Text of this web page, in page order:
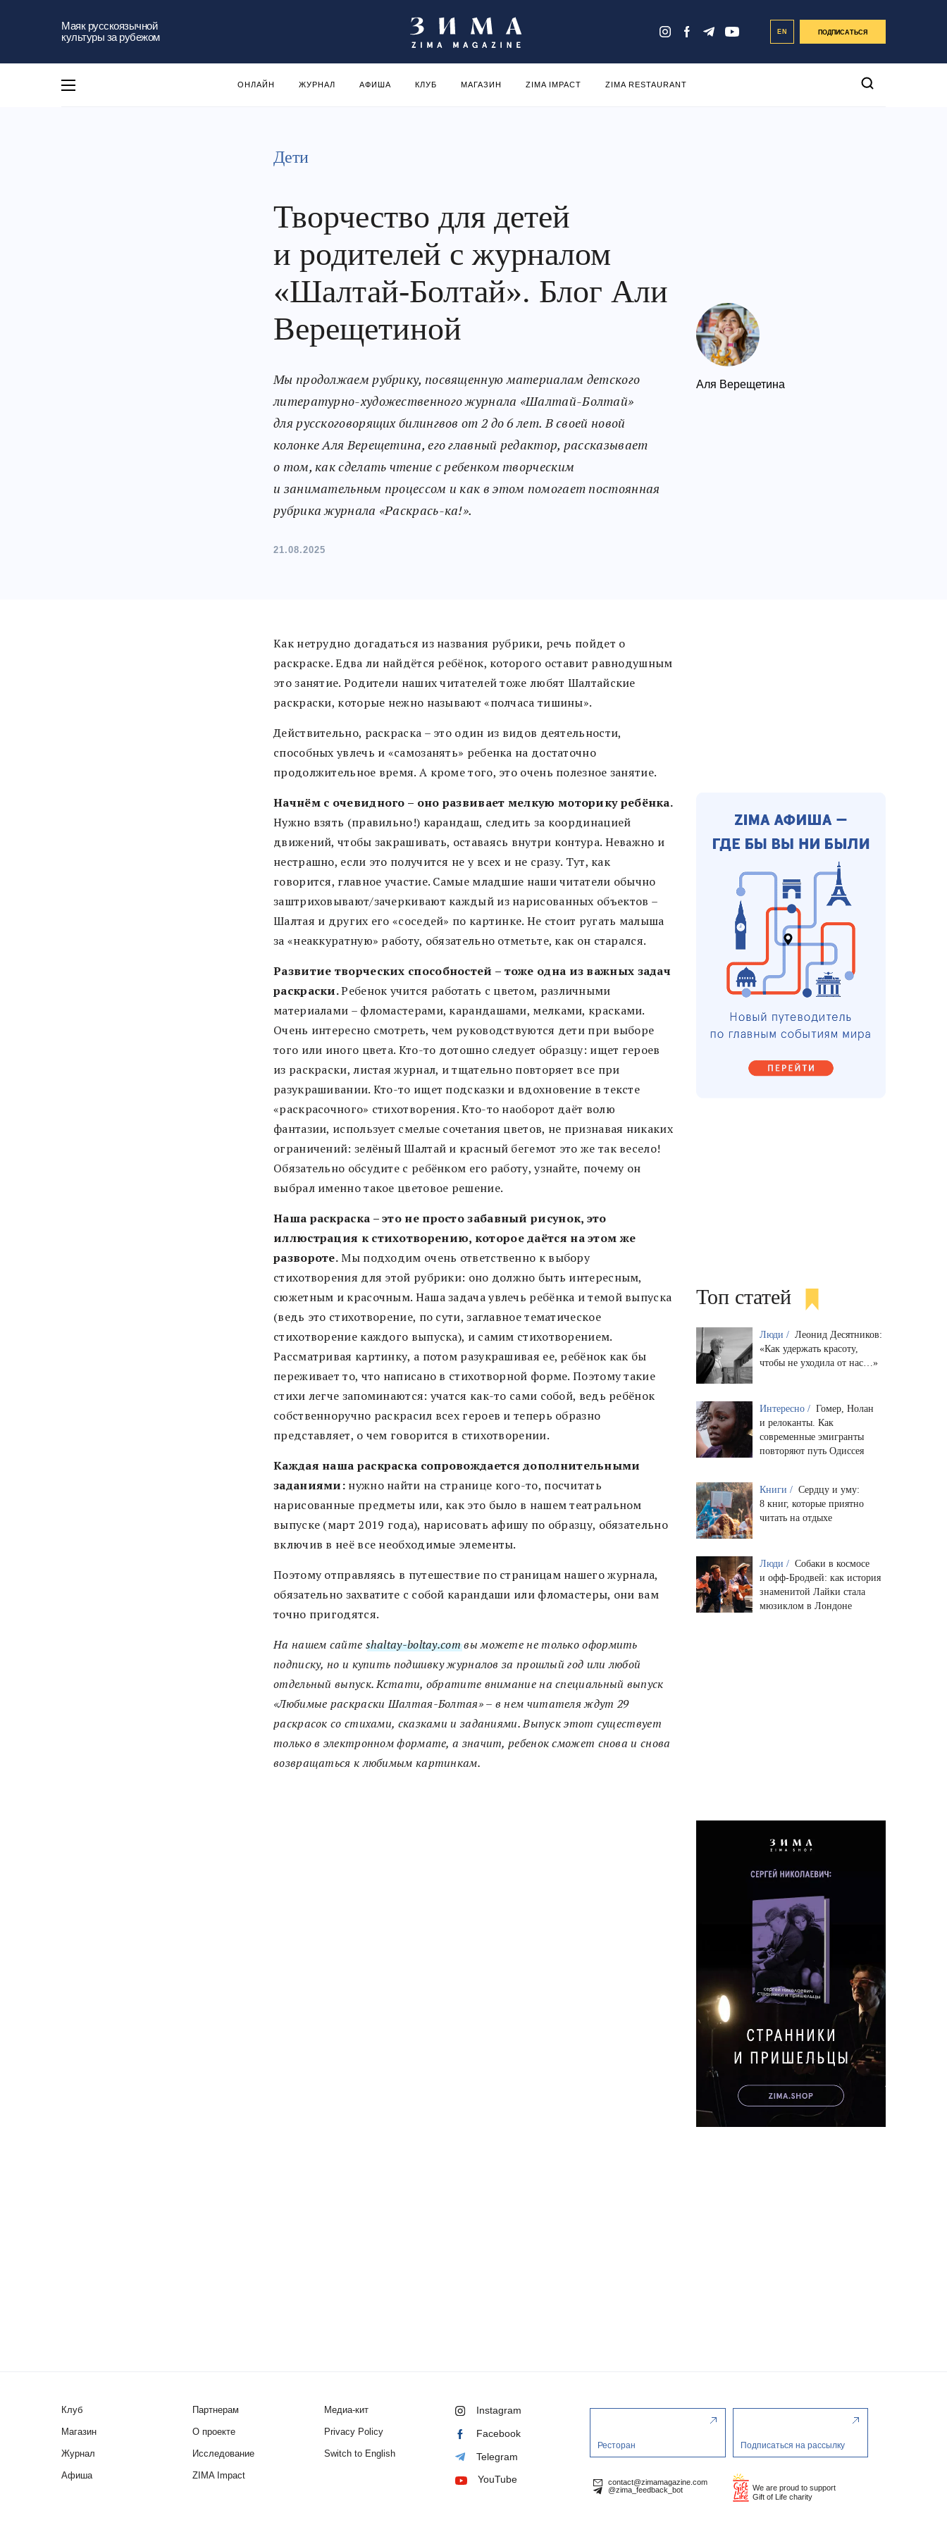
Маяк русскоязычной
культуры за рубежом
EN ПОДПИСАТЬСЯ
ОНЛАЙН ЖУРНАЛ АФИША КЛУБ МАГАЗИН ZIMA IMPACT ZIMA RESTAURANT
Дети
Творчество для детей
и родителей с журналом
«Шалтай-Болтай». Блог Али
Верещетиной
Мы продолжаем рубрику, посвященную материалам детского
литературно-художественного журнала «Шалтай-Болтай»
для русскоговорящих билингвов от 2 до 6 лет. В своей новой
колонке Аля Верещетина, его главный редактор, рассказывает
о том, как сделать чтение с ребенком творческим
и занимательным процессом и как в этом помогает постоянная
рубрика журнала «Раскрась-ка!».
21.08.2025
Аля Верещетина
Как нетрудно догадаться из названия рубрики, речь пойдет о
раскраске. Едва ли найдётся ребёнок, которого оставит равнодушным
это занятие. Родители наших читателей тоже любят Шалтайские
раскраски, которые нежно называют «полчаса тишины».
Действительно, раскраска – это один из видов деятельности,
способных увлечь и «самозанять» ребенка на достаточно
продолжительное время. А кроме того, это очень полезное занятие.
Начнём с очевидного – оно развивает мелкую моторику ребёнка.
Нужно взять (правильно!) карандаш, следить за координацией
движений, чтобы закрашивать, оставаясь внутри контура. Неважно и
нестрашно, если это получится не у всех и не сразу. Тут, как
говорится, главное участие. Самые младшие наши читатели обычно
заштриховывают/зачеркивают каждый из нарисованных объектов –
Шалтая и других его «соседей» по картинке. Не стоит ругать малыша
за «неаккуратную» работу, обязательно отметьте, как он старался.
Развитие творческих способностей – тоже одна из важных задач
раскраски.Ребенок учится работать с цветом, различными
материалами – фломастерами, карандашами, мелками, красками.
Очень интересно смотреть, чем руководствуются дети при выборе
того или иного цвета. Кто-то дотошно следует образцу: ищет героев
из раскраски, листая журнал, и тщательно повторяет все при
разукрашивании. Кто-то ищет подсказки и вдохновение в тексте
«раскрасочного» стихотворения. Кто-то наоборот даёт волю
фантазии, использует смелые сочетания цветов, не признавая никаких
ограничений: зелёный Шалтай и красный бегемот это же так весело!
Обязательно обсудите с ребёнком его работу, узнайте, почему он
выбрал именно такое цветовое решение.
Наша раскраска – это не просто забавный рисунок, это
иллюстрация к стихотворению, которое даётся на этом же
развороте.Мы подходим очень ответственно к выбору
стихотворения для этой рубрики: оно должно быть интересным,
сюжетным и красочным. Наша задача увлечь ребёнка и темой выпуска
(ведь это стихотворение, по сути, заглавное тематическое
стихотворение каждого выпуска), и самим стихотворением.
Рассматривая картинку, а потом разукрашивая ее, ребёнок как бы
переживает то, что написано в стихотворной форме. Поэтому такие
стихи легче запоминаются: учатся как-то сами собой, ведь ребёнок
собственноручно раскрасил всех героев и теперь образно
представляет, о чем говорится в стихотворении.
Каждая наша раскраска сопровождается дополнительными
заданиями: нужно найти на странице кого-то, посчитать
нарисованные предметы или, как это было в нашем театральном
выпуске (март 2019 года), нарисовать афишу по образцу, обязательно
включив в неё все необходимые элементы.
Поэтому отправляясь в путешествие по страницам нашего журнала,
обязательно захватите с собой карандаши или фломастеры, они вам
точно пригодятся.
На нашем сайте shaltay-boltay.comвы можете не только оформить
подписку, но и купить подшивку журналов за прошлый год или любой
отдельный выпуск. Кстати, обратите внимание на специальный выпуск
«Любимые раскраски Шалтая-Болтая» – в нем читателя ждут 29
раскрасок со стихами, сказками и заданиями. Выпуск этот существует
только в электронном формате, а значит, ребенок сможет снова и снова
возвращаться к любимым картинкам.
Топ статей
Люди / Леонид Десятников:
«Как удержать красоту,
чтобы не уходила от нас…»
Интересно / Гомер, Нолан
и релоканты. Как
современные эмигранты
повторяют путь Одиссея
Книги / Сердцу и уму:
8 книг, которые приятно
читать на отдыхе
Люди / Собаки в космосе
и офф-Бродвей: как история
знаменитой Лайки стала
мюзиклом в Лондоне
Клуб
Магазин
Журнал
Афиша
Партнерам
О проекте
Исследование
ZIMA Impact
Медиа-кит
Privacy Policy
Switch to English
Instagram
Facebook
Telegram
YouTube
Ресторан Подписаться на рассылку
contact@zimamagazine.com
@zima_feedback_bot
We are proud to support
Gift of Life charity